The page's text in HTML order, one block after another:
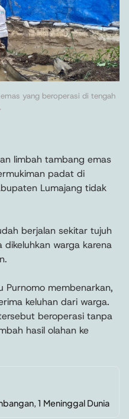
yang beroperasi di tengah
limbah tambang emas
padat di
Lumajang tidak
berjalan sekitar tujuh
warga karena
Purnomo membenarkan,
keluhan dari warga.
beroperasi tanpa
hasil olahan ke
1 Meninggal Dunia